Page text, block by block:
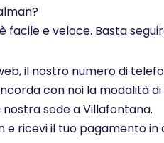
e veloce. Basta
il nostro numero di
con noi la modalità
sede a Villafontana.
e ricevi il tuo pagamento